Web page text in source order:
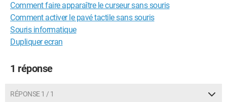
Comment faire apparaître le curseur sans souris
Comment activer le pavé tactile sans souris
Souris informatique
Dupliquer ecran
1 réponse
RÉPONSE 1 / 1